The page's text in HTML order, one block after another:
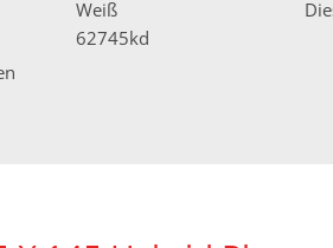
Weiß
62745kd